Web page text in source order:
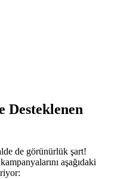
Desteklenen
de görünürlük şart!
aşağıdaki